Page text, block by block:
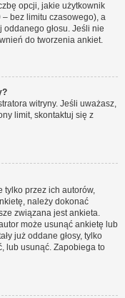
opcji, jakie użytkownik
bez limitu czasowego), a
głosu. Jeśli nie
do tworzenia ankiet.
witryny. Jeśli uważasz,
limit, skontaktuj się z
tylko przez ich autorów,
należy dokonać
związana jest ankieta.
może usunąć ankietę lub
już oddane głosy, tylko
lub usunąć. Zapobiega to